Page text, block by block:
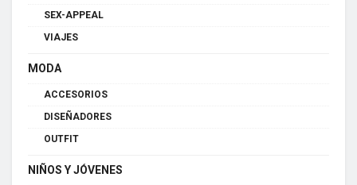
SEX-APPEAL
VIAJES
MODA
ACCESORIOS
DISEÑADORES
OUTFIT
NIÑOS Y JÓVENES